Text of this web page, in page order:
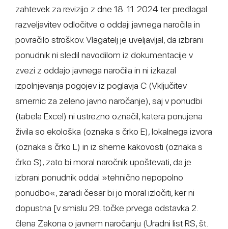
zahtevek za revizijo z dne 18. 11. 2024 ter predlagal
razveljavitev odločitve o oddaji javnega naročila in
povračilo stroškov. Vlagatelj je uveljavljal, da izbrani
ponudnik ni sledil navodilom iz dokumentacije v
zvezi z oddajo javnega naročila in ni izkazal
izpolnjevanja pogojev iz poglavja C (Vključitev
smernic za zeleno javno naročanje), saj v ponudbi
(tabela Excel) ni ustrezno označil, katera ponujena
živila so ekološka (oznaka s črko E), lokalnega izvora
(oznaka s črko L) in iz sheme kakovosti (oznaka s
črko S), zato bi moral naročnik upoštevati, da je
izbrani ponudnik oddal »tehnično nepopolno
ponudbo«, zaradi česar bi jo moral izločiti, ker ni
dopustna [v smislu 29. točke prvega odstavka 2.
člena Zakona o javnem naročanju (Uradni list RS, št.